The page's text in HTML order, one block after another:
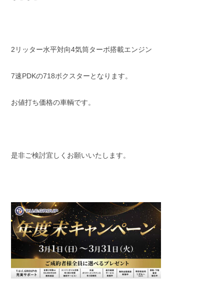
2リッター水平対向4気筒ターボ搭載エンジン
7速PDKの718ボクスターとなります。
お値打ち価格の車輌です。
是非ご検討宜しくお願いいたします。